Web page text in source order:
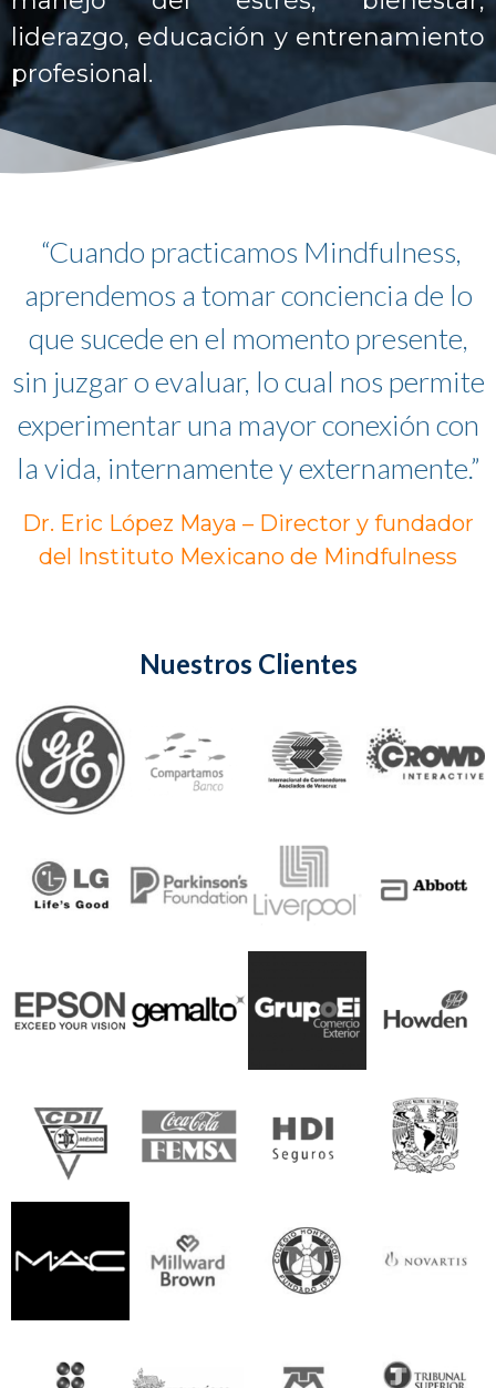
liderazgo, educación y entrenamiento
profesional.
“Cuando practicamos Mindfulness,
aprendemos a tomar conciencia de lo
que sucede en el momento presente,
sin juzgar o evaluar, lo cual nos permite
experimentar una mayor conexión con
la vida, internamente y externamente.”
Dr. Eric López Maya – Director y fundador
del Instituto Mexicano de Mindfulness
Nuestros Clientes